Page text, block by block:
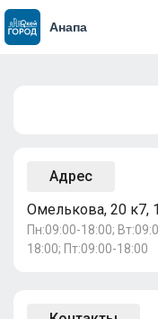
Анапа
Адрес
Омелькова, 20 к7,
Пн:09:00-18:00;
18:00; Пт:09:00-18:00